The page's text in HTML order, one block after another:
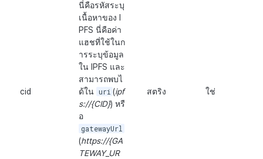
cid
นี่คือรหัสระบุ
เนื้อหาของ I
PFS นี่คือค่า
แฮชที่ใช้ในก
ารระบุข้อมูล
ใน IPFS และ
สามารถพบไ
ด้ใน uri (ipf
s://{CID}) หรื
อ
gatewayUrl
(https://{GA
TEWAY_UR
สตริง ใช่